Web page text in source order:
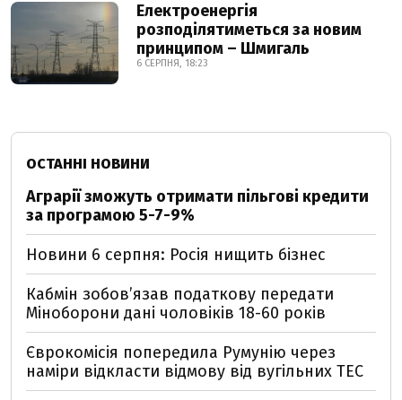
Електроенергія
розподілятиметься за новим
принципом – Шмигаль
6 СЕРПНЯ, 18:23
ОСТАННІ НОВИНИ
Аграрії зможуть отримати пільгові кредити
за програмою 5-7-9%
Новини 6 серпня: Росія нищить бізнес
Кабмін зобовʼязав податкову передати
Міноборони дані чоловіків 18-60 років
Єврокомісія попередила Румунію через
наміри відкласти відмову від вугільних ТЕС